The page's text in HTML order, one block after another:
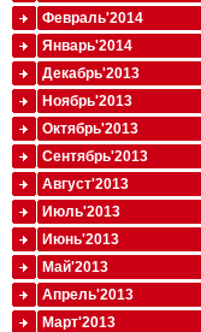
Февраль'2014
Январь'2014
Декабрь'2013
Ноябрь'2013
Октябрь'2013
Сентябрь'2013
Август'2013
Июль'2013
Июнь'2013
Май'2013
Апрель'2013
Март'2013